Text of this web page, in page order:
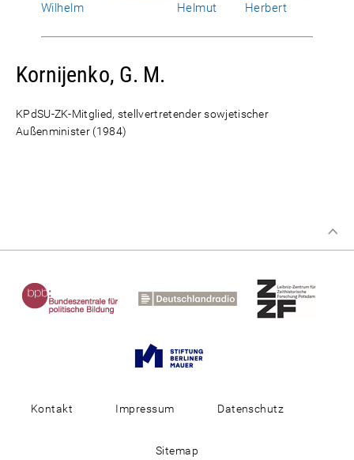
Wilhelm
Helmut
Herbert
Kornijenko, G. M.
KPdSU-ZK-Mitglied, stellvertretender sowjetischer
Außenminister (1984)
Kontakt Impressum Datenschutz
Sitemap